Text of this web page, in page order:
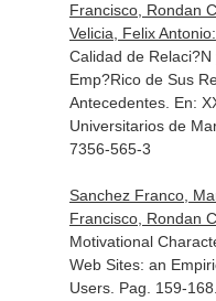
Francisco, Rondan
Velicia, Felix Antonio:
Calidad de
Emp?Rico de Sus
Antecedentes. En:
Universitarios de
7356-565-3
Sanchez Franco,
Francisco, Rondan
Motivational
Web Sites: an
Users. Pag. 159-168.